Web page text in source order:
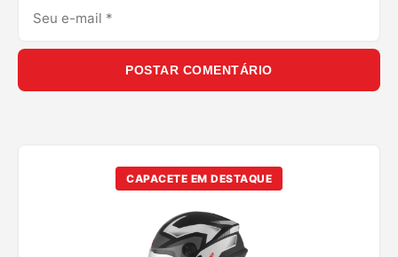
POSTAR COMENTÁRIO
CAPACETE EM DESTAQUE